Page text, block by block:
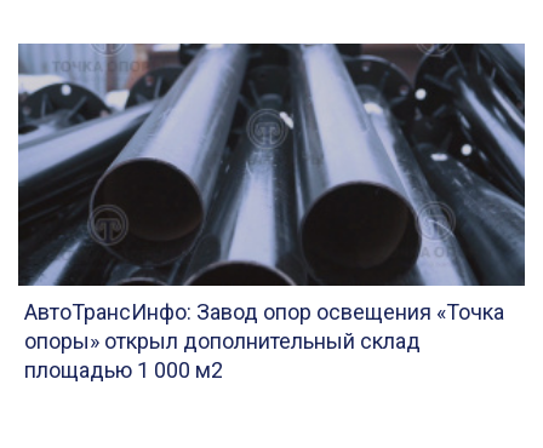
АвтоТрансИнфо: Завод опор освещения «Точка
опоры» открыл дополнительный склад
площадью 1 000 м2